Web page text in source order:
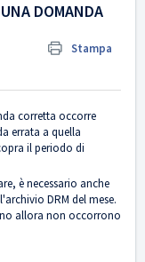
DOMANDA
Stampa
corretta occorre
errata a quella
il periodo di
è necessario anche
DRM del mese.
allora non occorrono